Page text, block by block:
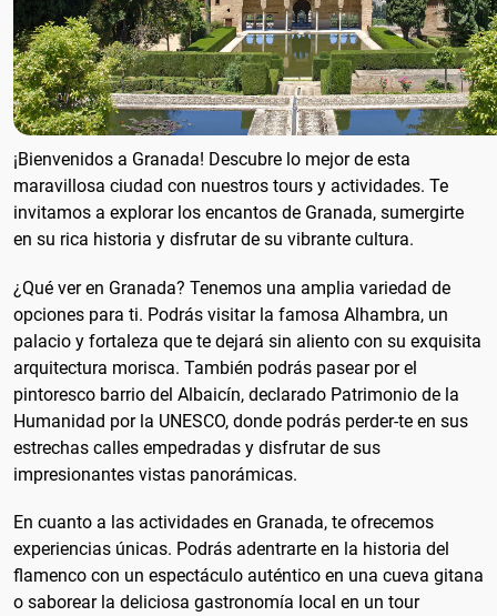
¡Bienvenidos a Granada! Descubre lo mejor de esta
maravillosa ciudad con nuestros tours y actividades. Te
invitamos a explorar los encantos de Granada, sumergirte
en su rica historia y disfrutar de su vibrante cultura.
¿Qué ver en Granada? Tenemos una amplia variedad de
opciones para ti. Podrás visitar la famosa Alhambra, un
palacio y fortaleza que te dejará sin aliento con su exquisita
arquitectura morisca. También podrás pasear por el
pintoresco barrio del Albaicín, declarado Patrimonio de la
Humanidad por la UNESCO, donde podrás perder-te en sus
estrechas calles empedradas y disfrutar de sus
impresionantes vistas panorámicas.
En cuanto a las actividades en Granada, te ofrecemos
experiencias únicas. Podrás adentrarte en la historia del
flamenco con un espectáculo auténtico en una cueva gitana
o saborear la deliciosa gastronomía local en un tour